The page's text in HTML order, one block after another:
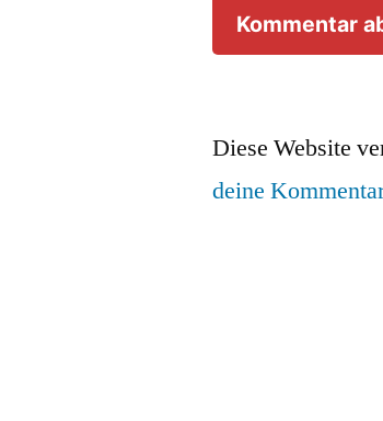
Diese Website
deine